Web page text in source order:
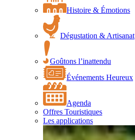
Histoire & Émotions
Dégustation & Artisanat
Goûtons l’inattendu
Événements Heureux
Agenda
Offres Touristiques
Les applications